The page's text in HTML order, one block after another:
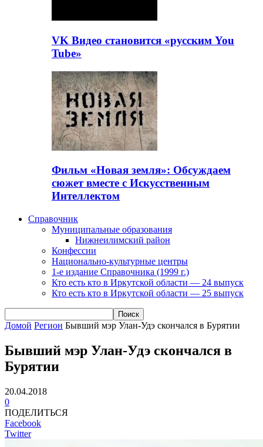
VK Видео становится «русским You
Tube»
Фильм «Новая земля»: Обсуждаем
сюжет вместе с Искусственным
Интеллектом
Справочник
Муниципальные образования
Нижнеилимский район
Конфессии
Национально-культурные центры
1-е издание Справочника (1999 г.)
Кто есть кто в Иркутской области — 24 выпуск
Кто есть кто в Иркутской области — 25 выпуск
Домой Регион Бывший мэр Улан-Удэ скончался в Бурятии
Бывший мэр Улан-Удэ скончался в
Бурятии
20.04.2018
0
ПОДЕЛИТЬСЯ
Facebook
Twitter